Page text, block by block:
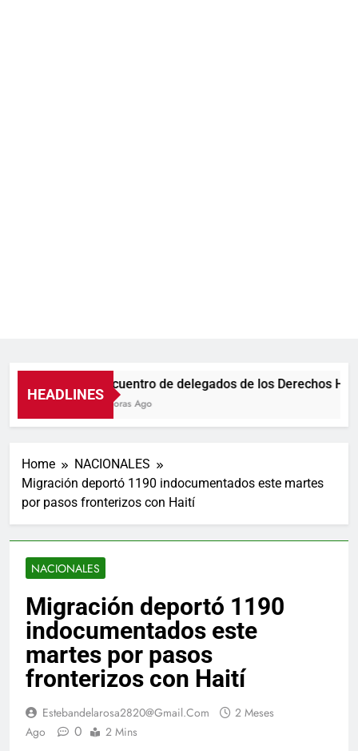
HEADLINES
Encuentro de delegados de los Derechos
7 Horas Ago
Home
NACIONALES
Migración deportó 1190 indocumentados este martes
por pasos fronterizos con Haití
NACIONALES
Migración deportó 1190
indocumentados este
martes por pasos
fronterizos con Haití
Estebandelarosa2820@gmail.com
2 Meses
Ago
0 2 Mins